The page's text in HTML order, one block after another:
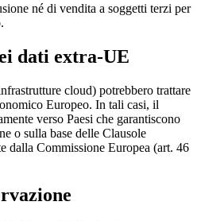
né di vendita a soggetti terzi per
dati extra-UE
cloud) potrebbero trattare
Europeo. In tali casi, il
verso Paesi che garantiscono
o sulla base delle Clausole
dalla Commissione Europea (art. 46